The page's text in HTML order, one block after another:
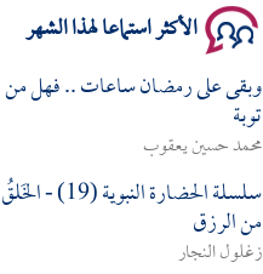
الأكثر استماعا لهذا الشهر
وبقى على رمضان ساعات .. فهل من
توبة
محمد حسين يعقوب
سلسلة الحضارة النبوية (19) - الخَلقُ
من الرزق
زغلول النجار